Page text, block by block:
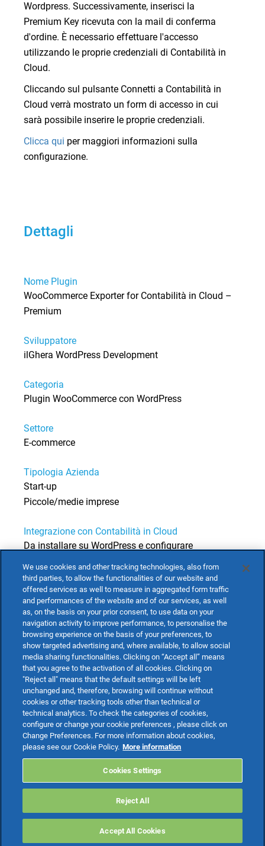
Wordpress. Successivamente, inserisci la
Premium Key ricevuta con la mail di conferma
d'ordine. È necessario effettuare l'accesso
utilizzando le proprie credenziali di Contabilità in
Cloud.
Cliccando sul pulsante Connetti a Contabilità in
Cloud verrà mostrato un form di accesso in cui
sarà possibile inserire le proprie credenziali.
Clicca qui per maggiori informazioni sulla
configurazione.
Dettagli
Nome Plugin
WooCommerce Exporter for Contabilità in Cloud –
Premium
Sviluppatore
ilGhera WordPress Development
Categoria
Plugin WooCommerce con WordPress
Settore
E-commerce
Tipologia Azienda
Start-up
Piccole/medie imprese
Integrazione con Contabilità in Cloud
Da installare su WordPress e configurare
We use cookies and other tracking technologies, also from
third parties, to allow the functionalities of our website and
offered services as well to measure in aggregated form traffic
and performances of the website and of our services, as well
as, on the basis on your prior consent, to use data on your
navigation activity to improve performance, to personalise the
browsing experience on the basis of your preferences, to
show targeted advertising and, where available, to allow social
media sharing functionalities. Clicking on “Accept all” means
that you agree to the activation of all cookies. Clicking on
"Reject all" means that the default settings will be left
unchanged and, therefore, browsing will continue without
cookies or other tracking tools other than technical or
technical analytics. To check the categories of cookies,
configure or change your cookie preferences , please click on
Change Preferences. For more information about cookies,
please see our Cookie Policy. More information
Cookies Settings
Reject All
Accept All Cookies